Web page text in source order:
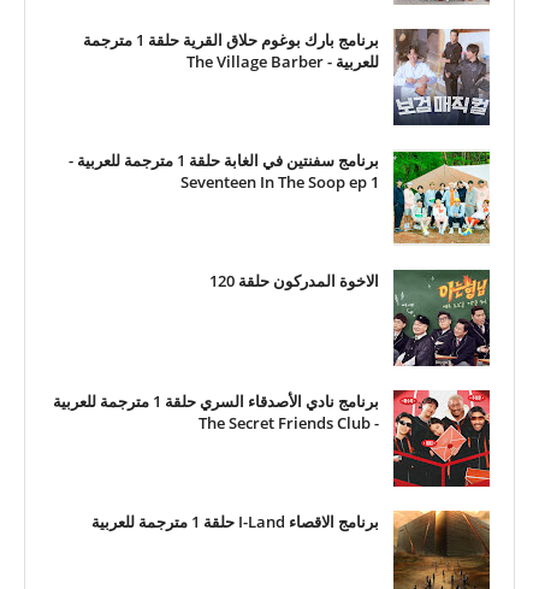
برنامج بارك بوغوم حلاق القرية حلقة 1 مترجمة
للعربية - The Village Barber
برنامج سفنتين في الغابة حلقة 1 مترجمة للعربية -
Seventeen In The Soop ep 1
الاخوة المدركون حلقة 120
برنامج نادي الأصدقاء السري حلقة 1 مترجمة للعربية
- The Secret Friends Club
برنامج الاقصاء I-Land حلقة 1 مترجمة للعربية